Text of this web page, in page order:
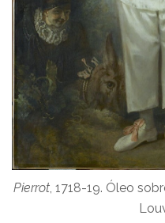
Pierrot, 1718-19. Óleo